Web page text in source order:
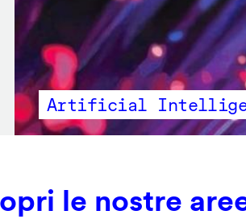
Artificial
le nostre